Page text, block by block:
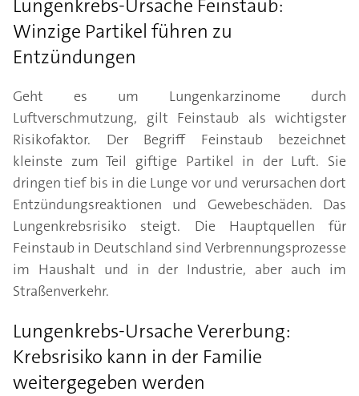
Lungenkrebs-Ursache Feinstaub:
Winzige Partikel führen zu
Entzündungen
Geht es um Lungenkarzinome durch
Luftverschmutzung, gilt Feinstaub als wichtigster
Risikofaktor. Der Begriff Feinstaub bezeichnet
kleinste zum Teil giftige Partikel in der Luft. Sie
dringen tief bis in die Lunge vor und verursachen dort
Entzündungsreaktionen und Gewebeschäden. Das
Lungenkrebsrisiko steigt. Die Hauptquellen für
Feinstaub in Deutschland sind Verbrennungsprozesse
im Haushalt und in der Industrie, aber auch im
Straßenverkehr.
Lungenkrebs-Ursache Vererbung:
Krebsrisiko kann in der Familie
weitergegeben werden